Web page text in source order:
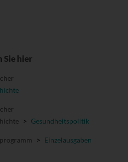
Sie hier
> Gesundheitspolitik
> Einzelausgaben